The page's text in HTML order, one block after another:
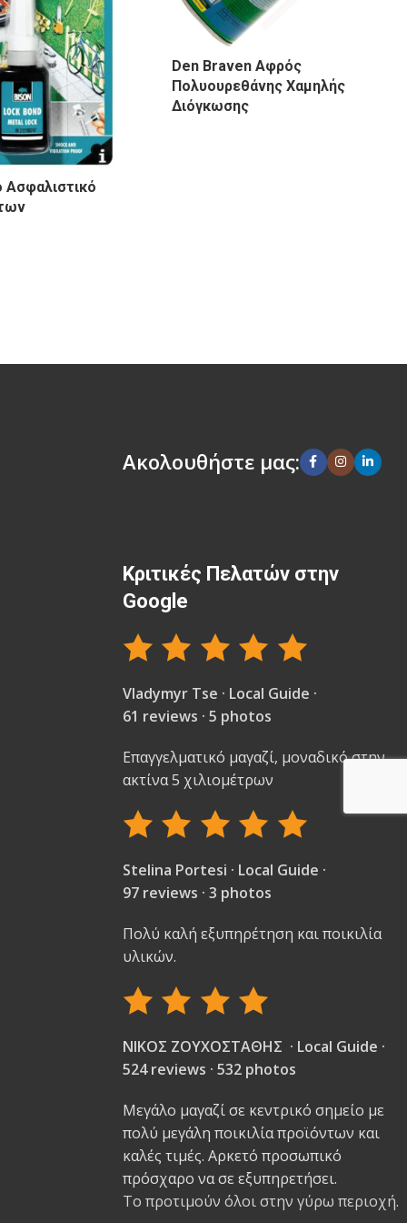
Ασφαλιστικό
Den Braven Αφρός
Πολυουρεθάνης Χαμηλής
Διόγκωσης
Ακολουθήστε μας:
Κριτικές Πελατών στην
Google
Vladymyr Tse · Local Guide ·
61 reviews · 5 photos
Επαγγελματικό μαγαζί, μοναδικό στην
ακτίνα 5 χιλιομέτρων
Stelina Portesi · Local Guide ·
97 reviews · 3 photos
Πολύ καλή εξυπηρέτηση και ποικιλία
υλικών.
ΝΙΚΟΣ ΖΟΥΧΟΣΤΑΘΗΣ · Local Guide ·
524 reviews · 532 photos
Μεγάλο μαγαζί σε κεντρικό σημείο με
πολύ μεγάλη ποικιλία προϊόντων και
καλές τιμές. Αρκετό προσωπικό
πρόσχαρο να σε εξυπηρετήσει.
Το προτιμούν όλοι στην γύρω περιοχή.